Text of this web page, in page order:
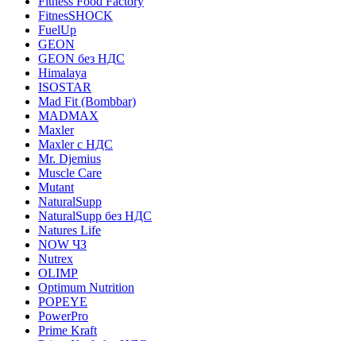
FitnesSHOCK
FuelUp
GEON
GEON без НДС
Himalaya
ISOSTAR
Mad Fit (Bombbar)
MADMAX
Maxler
Maxler с НДС
Mr. Djemius
Muscle Care
Mutant
NaturalSupp
NaturalSupp без НДС
Natures Life
NOW ЧЗ
Nutrex
OLIMP
Optimum Nutrition
POPEYE
PowerPro
Prime Kraft